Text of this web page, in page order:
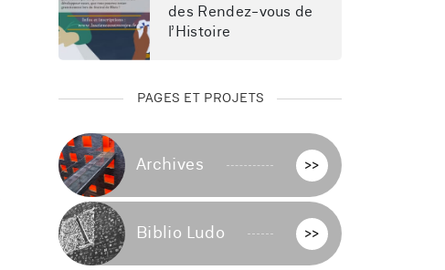
des Rendez-vous de
l’Histoire
PAGES ET PROJETS
Archives >>
Biblio Ludo >>